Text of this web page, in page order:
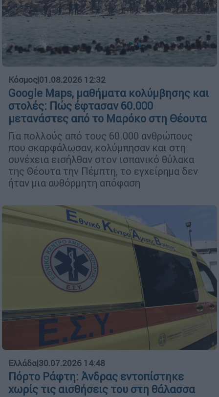
Κόσμος|01.08.2026 12:32
Google Maps, μαθήματα κολύμβησης και
στολές: Πώς έφτασαν 60.000
μετανάστες από το Μαρόκο στη Θέουτα
Για πολλούς από τους 60.000 ανθρώπους
που σκαρφάλωσαν, κολύμπησαν και στη
συνέχεια εισήλθαν στον ισπανικό θύλακα
της Θέουτα την Πέμπτη, το εγχείρημα δεν
ήταν μια αυθόρμητη απόφαση
Ελλάδα|30.07.2026 14:48
Πόρτο Ράφτη: Άνδρας εντοπίστηκε
χωρίς τις αισθήσεις του στη θάλασσα